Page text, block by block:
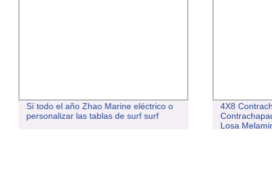
Sí todo el año Zhao Marine eléctrico o
personalizar las tablas de surf surf
4X8
Losa